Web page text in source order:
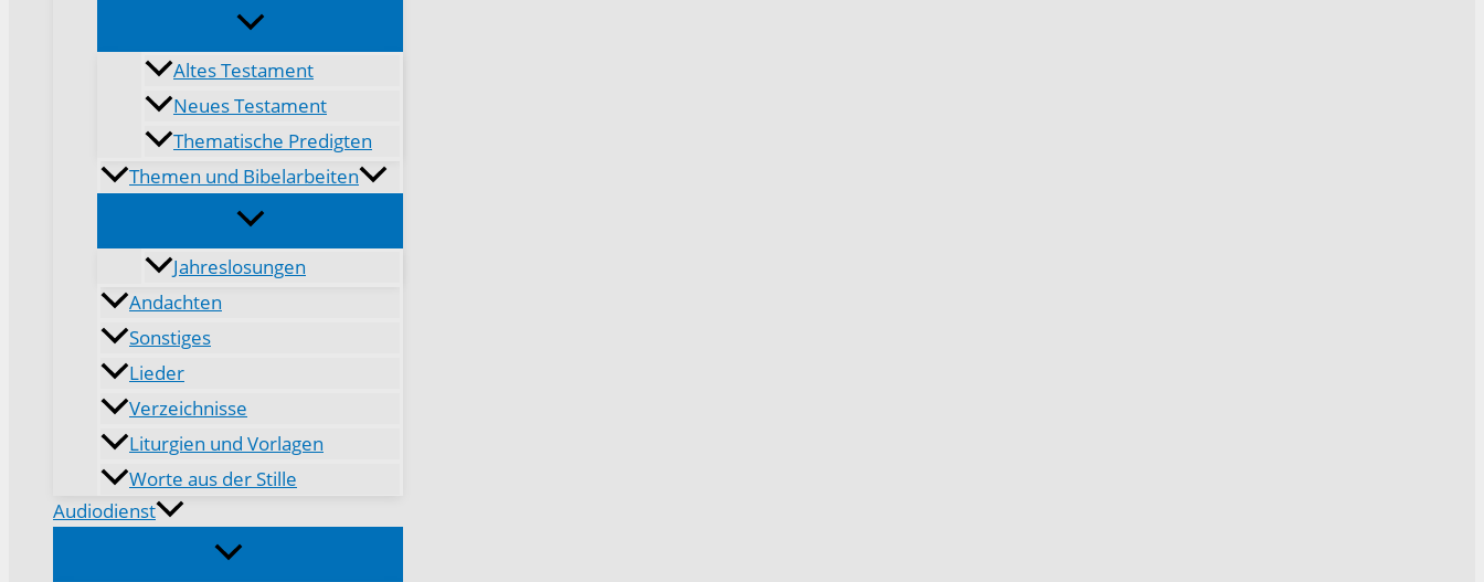
Altes Testament
Neues Testament
Thematische Predigten
Themen und Bibelarbeiten
Jahreslosungen
Andachten
Sonstiges
Lieder
Verzeichnisse
Liturgien und Vorlagen
Worte aus der Stille
Audiodienst